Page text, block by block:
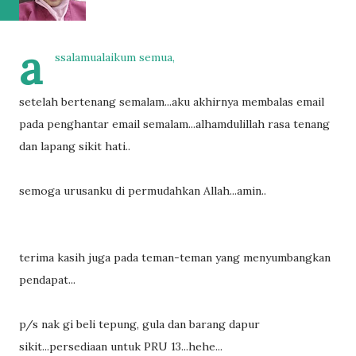
a ssalamualaikum semua,
setelah bertenang semalam...aku akhirnya membalas email
pada penghantar email semalam...alhamdulillah rasa tenang
dan lapang sikit hati..
semoga urusanku di permudahkan Allah...amin..
terima kasih juga pada teman-teman yang menyumbangkan
pendapat...
p/s nak gi beli tepung, gula dan barang dapur
sikit...persediaan untuk PRU 13...hehe...